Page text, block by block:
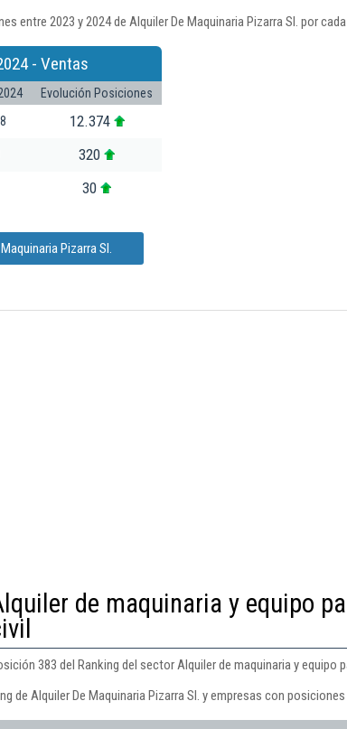
entre 2023 y 2024 de Alquiler De Maquinaria Pizarra Sl. por
- Ventas
Evolución Posiciones
12.374
320
30
Pizarra Sl.
de maquinaria y equipo
383 del Ranking del sector Alquiler de maquinaria y equipo
de Alquiler De Maquinaria Pizarra Sl. y empresas con